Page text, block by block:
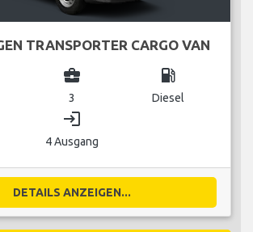
TRANSPORTER CARGO VAN
business_center
3
local_gas_station
Diesel
login
4 Ausgang
DETAILS ANZEIGEN...